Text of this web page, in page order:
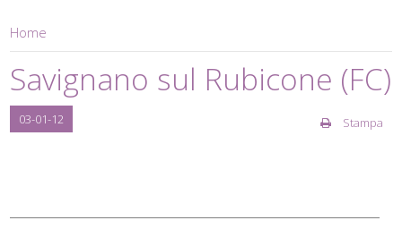
Home
Savignano sul Rubicone (FC)
03-01-12 Stampa